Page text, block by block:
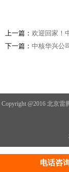
上一篇： 欢迎回家！
下一篇： 中核华兴公
Copyright @2016 北京
电话咨